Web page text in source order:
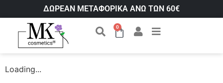
ΔΩΡΕΑΝ ΜΕΤΑΦΟΡΙΚΑ ΑΝΩ ΤΩΝ 60€
0
Loading...